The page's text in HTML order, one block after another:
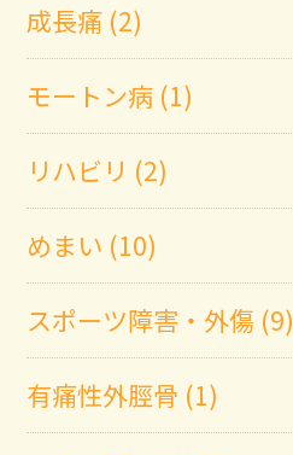
成長痛 (2)
モートン病 (1)
リハビリ (2)
めまい (10)
スポーツ障害・外傷 (9)
有痛性外脛骨 (1)